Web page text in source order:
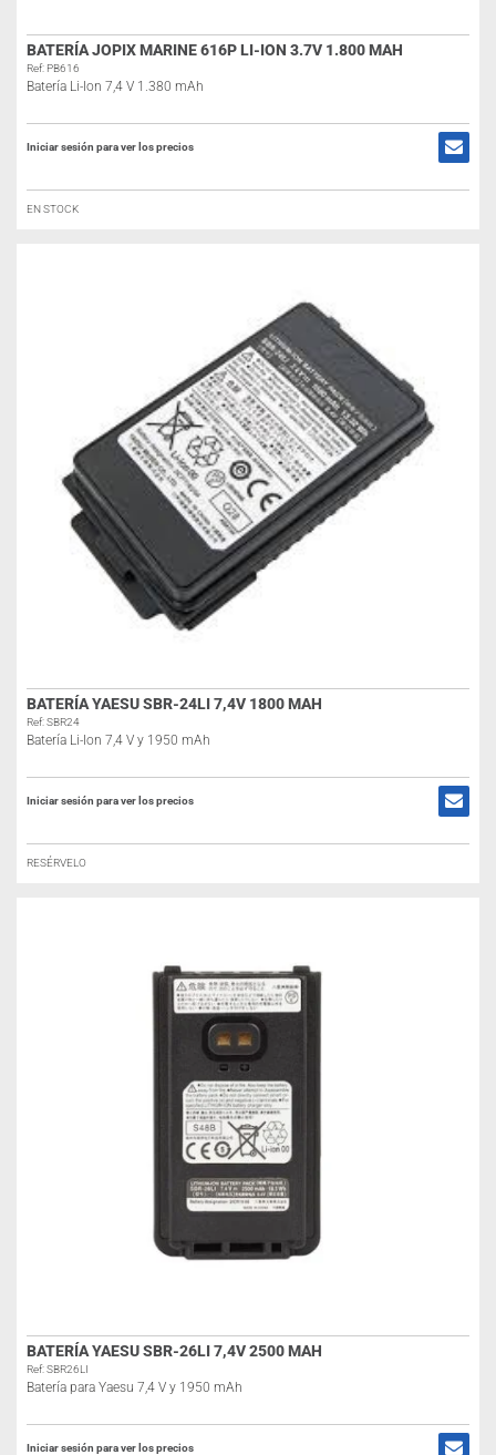
BATERÍA JOPIX MARINE 616P LI-ION 3.7V 1.800 MAH
Ref: PB616
Batería Li-Ion 7,4 V 1.380 mAh
Iniciar sesión para ver los precios
EN STOCK
BATERÍA YAESU SBR-24LI 7,4V 1800 MAH
Ref: SBR24
Batería Li-Ion 7,4 V y 1950 mAh
Iniciar sesión para ver los precios
RESÉRVELO
BATERÍA YAESU SBR-26LI 7,4V 2500 MAH
Ref: SBR26LI
Batería para Yaesu 7,4 V y 1950 mAh
Iniciar sesión para ver los precios